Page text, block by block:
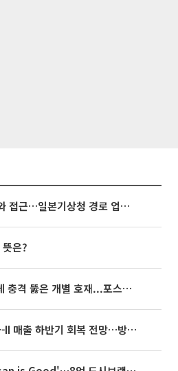
태풍 '돌핀' 오키나와 접근…일본기상청 경로 업데이트
은?
[증시키워드] 반도체 충격 뚫은 개별 호재...포스코퓨처엠·에코프로·한화솔루션 '눈길'
iM "LIG D&A, 천궁-II 매출 하반기 회복 전망…방산 톱픽 유지"